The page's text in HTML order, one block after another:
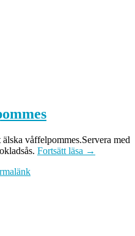
våffelpommes.Servera med
Fortsätt läsa →